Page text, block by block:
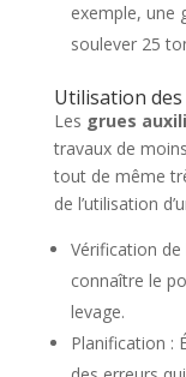
exemple, une
soulever 25
Utilisation
Les grues
travaux de
tout de même
de l’utilisation
Vérification de
connaître le
levage.
Planification :